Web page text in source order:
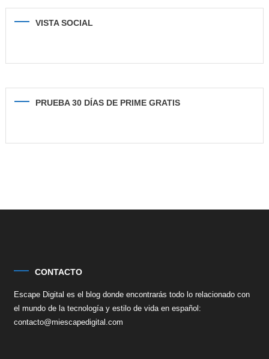
VISTA SOCIAL
PRUEBA 30 DÍAS DE PRIME GRATIS
CONTACTO
Escape Digital es el blog donde encontrarás todo lo relacionado con
el mundo de la tecnología y estilo de vida en español:
contacto@miescapedigital.com